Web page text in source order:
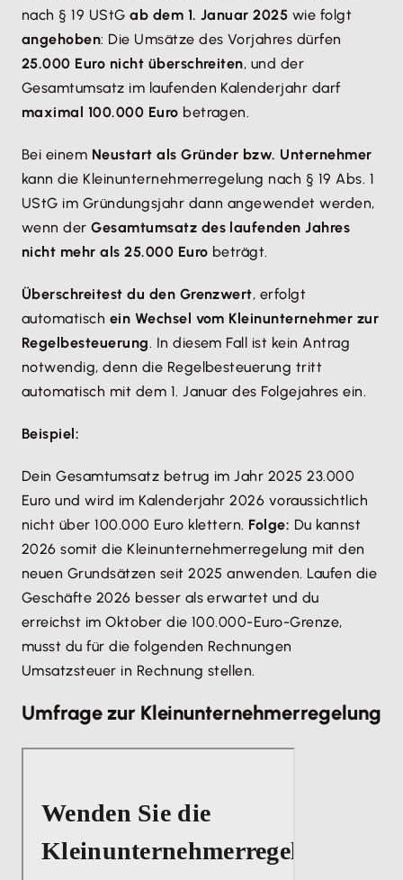
nach § 19 UStGab dem 1. Januar 2025 wie folgt
angehoben: Die Umsätze des Vorjahres dürfen
25.000 Euro nicht überschreiten, und der
Gesamtumsatz im laufenden Kalenderjahr darf
maximal 100.000 Euro betragen.
Bei einem Neustart als Gründer bzw. Unternehmer
kann die Kleinunternehmerregelung nach § 19 Abs. 1
UStG im Gründungsjahr dann angewendet werden,
wenn derGesamtumsatz des laufenden Jahres
nicht mehr als 25.000 Euro beträgt.
Überschreitest du den Grenzwert, erfolgt
automatisch ein Wechsel vom Kleinunternehmer zur
Regelbesteuerung. In diesem Fall ist kein Antrag
notwendig, denn die Regelbesteuerung tritt
automatisch mit dem 1. Januar des Folgejahres ein.
Beispiel:
Dein Gesamtumsatz betrug im Jahr 2025 23.000
Euro und wird im Kalenderjahr 2026 voraussichtlich
nicht über 100.000 Euro klettern. Folge: Du kannst
2026 somit die Kleinunternehmerregelung mit den
neuen Grundsätzen seit 2025 anwenden. Laufen die
Geschäfte 2026 besser als erwartet und du
erreichst im Oktober die 100.000-Euro-Grenze,
musst du für die folgenden Rechnungen
Umsatzsteuer in Rechnung stellen.
Umfrage zur Kleinunternehmerregelung